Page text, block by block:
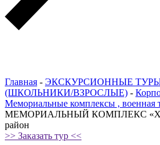
Главная - ЭКСКУРСИОННЫЕ
(ШКОЛЬНИКИ/ВЗРОСЛЫЕ) -
Мемориальные комплексы , военная
МЕМОРИАЛЬНЫЙ КОМПЛЕКС
район
>> Заказать тур <<